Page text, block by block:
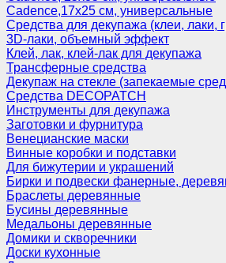
Cadence,17х25 см, универсальные
Средства для декупажа (клеи, лаки,
3D-лаки, объемный эффект
Клей, лак, клей-лак для декупажа
Трансферные средства
Декупаж на стекле (запекаемые
Средства DECOPATCH
Инструменты для декупажа
Заготовки и фурнитура
Венецианские маски
Винные коробки и подставки
Для бижутерии и украшений
Бирки и подвески фанерные,
Браслеты деревянные
Бусины деревянные
Медальоны деревянные
Домики и скворечники
Доски кухонные